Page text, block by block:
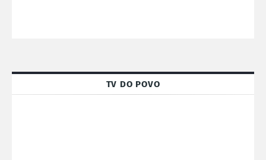
TV DO POVO